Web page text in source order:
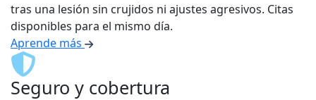
tras una lesión sin crujidos ni ajustes agresivos. Citas
disponibles para el mismo día.
Aprende más
Seguro y cobertura